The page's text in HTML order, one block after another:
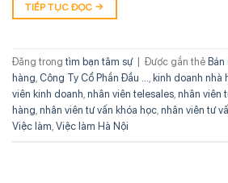
TIẾP TỤC ĐỌC →
Đăng trong tìm bạn tâm sự Được gắn thẻ
hàng, Công Ty Cổ Phần Đầu ..., kinh doanh nhà
viên kinh doanh, nhân viên telesales, nhân viên
hàng, nhân viên tư vấn khóa học, nhân viên tư
Việc làm, Việc làm Hà Nội